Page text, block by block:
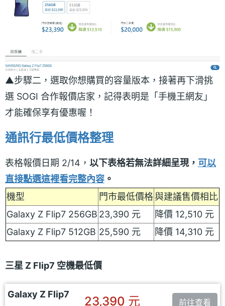
▲步驟二，選取你想購買的容量版本，接著再下滑挑
選 SOGI 合作報價店家，記得表明是「手機王網友」
才能確保享有優惠喔！
通訊行最低價格整理
表格報價日期 2/14， 以下表格若無法詳細呈現， 可以
直接點選這裡看完整內容 。
機型
門市最低價格與建議售價相比
Galaxy Z Flip7 256GB 23,390 元
降價 12,510 元
Galaxy Z Flip7 512GB 25,590 元 降價 14,310 元
三星 Z Flip7 空機最低價
Galaxy Z Flip7
23,390 元 前往查看